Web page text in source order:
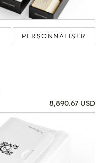
PERSONNALISER
8,890.67 USD